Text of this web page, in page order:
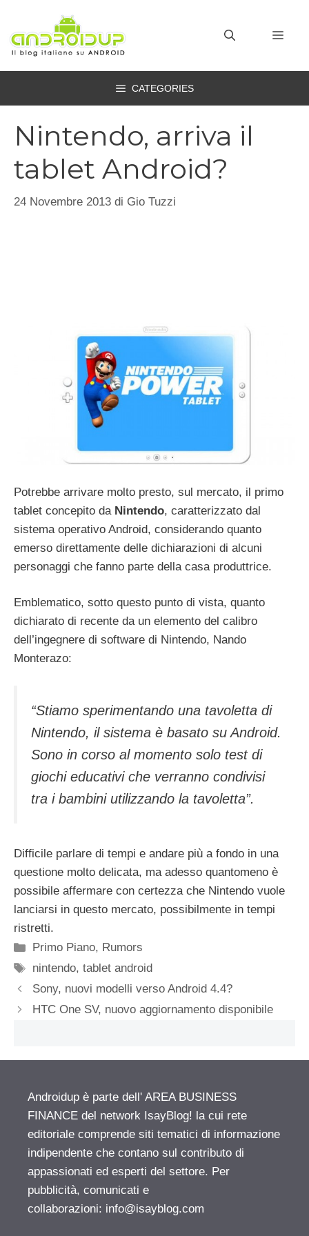
contenuto
CATEGORIES
Nintendo, arriva il
tablet Android?
24 Novembre 2013 di Gio Tuzzi
Potrebbe arrivare molto presto, sul mercato, il primo
tablet concepito da Nintendo, caratterizzato dal
sistema operativo Android, considerando quanto
emerso direttamente delle dichiarazioni di alcuni
personaggi che fanno parte della casa produttrice.
Emblematico, sotto questo punto di vista, quanto
dichiarato di recente da un elemento del calibro
dell’ingegnere di software di Nintendo, Nando
Monterazo:
“Stiamo sperimentando una tavoletta di
Nintendo, il sistema è basato su Android.
Sono in corso al momento solo test di
giochi educativi che verranno condivisi
tra i bambini utilizzando la tavoletta”.
Difficile parlare di tempi e andare più a fondo in una
questione molto delicata, ma adesso quantomeno è
possibile affermare con certezza che Nintendo vuole
lanciarsi in questo mercato, possibilmente in tempi
ristretti.
Categorie
Primo Piano, Rumors
Tag
nintendo,tablet android
Sony, nuovi modelli verso Android 4.4?
HTC One SV, nuovo aggiornamento disponibile
Androidup è parte dell' AREA BUSINESS
FINANCE del network IsayBlog! la cui rete
editoriale comprende siti tematici di informazione
indipendente che contano sul contributo di
appassionati ed esperti del settore. Per
pubblicità, comunicati e
collaborazioni: info@isayblog.com